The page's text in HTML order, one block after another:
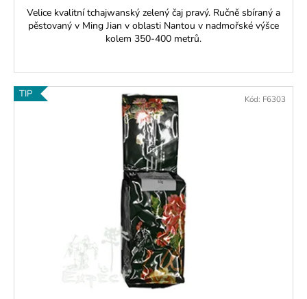
Velice kvalitní tchajwanský zelený čaj pravý. Ručně sbíraný a
pěstovaný v Ming Jian v oblasti Nantou v nadmořské výšce
kolem 350-400 metrů.
TIP Kód: F6303